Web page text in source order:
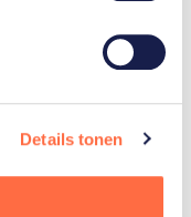
Details tonen